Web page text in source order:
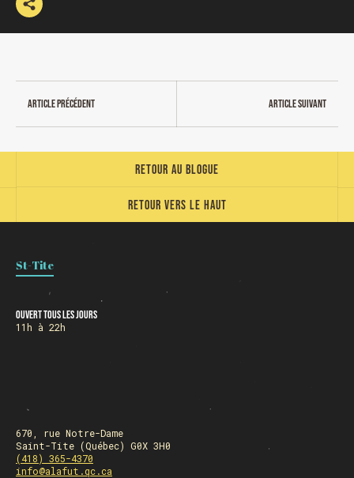
Article précédent Article suivant
Retour vers le haut
Retour au blogue
St-Tite
Ouvert tous les jours
11h à 22h
670, rue Notre-Dame
Saint-Tite (Québec) G0X 3H0
(418) 365-4370
info@alafut.qc.ca
FERMÉ 31 déc. et 01 janvier